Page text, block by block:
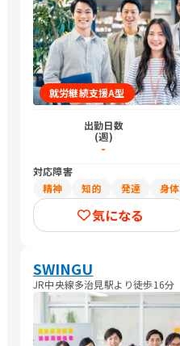
就労継続支援A型
出勤日数
(週)
-
対応障害
精神
知的 発達 身体
気になる
SWINGU
JR中央線多治見駅より徒歩16分